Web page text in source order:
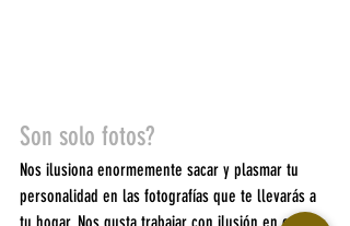
Son solo fotos?
Nos ilusiona enormemente sacar y plasmar tu
personalidad en las fotografías que te llevarás a